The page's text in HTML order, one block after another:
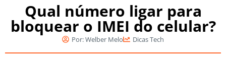
Qual número ligar para
bloquear o IMEI do celular?
Por:Welber Melo Dicas Tech